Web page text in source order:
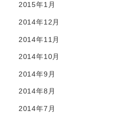
2015年1月
2014年12月
2014年11月
2014年10月
2014年9月
2014年8月
2014年7月